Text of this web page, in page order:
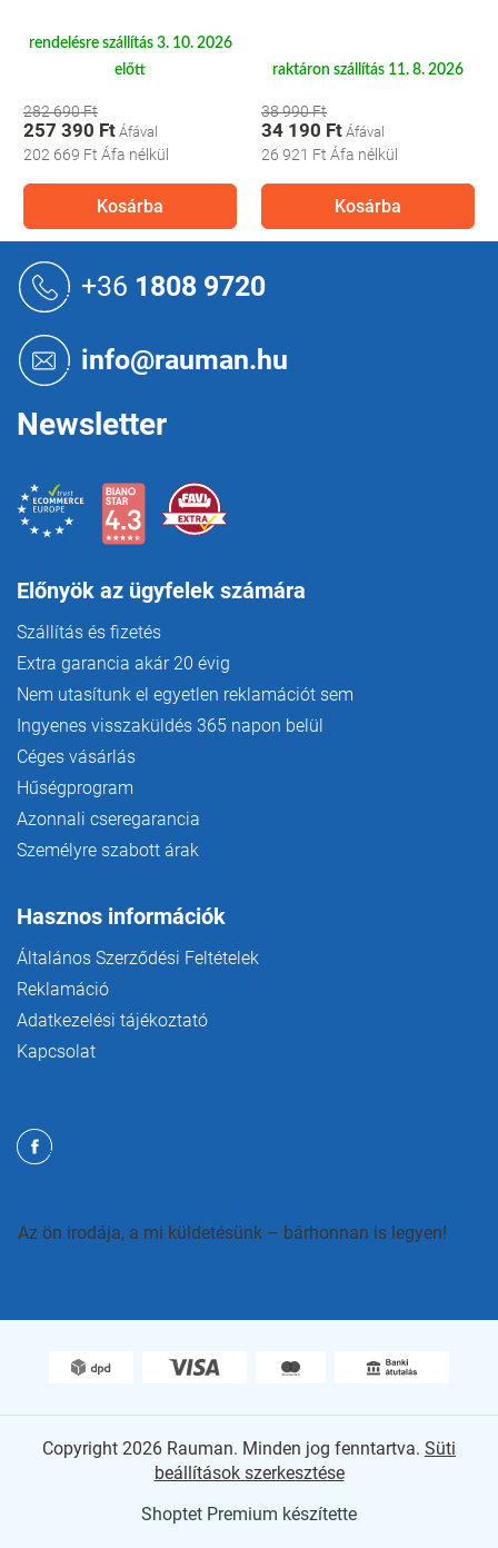
rendelésre szállítás 3. 10. 2026
előtt
282 690 Ft
257 390 Ft
202 669 Ft Áfa nélkül
Kosárba
raktáron szállítás 11. 8. 2026
38 990 Ft
34 190 Ft
26 921 Ft Áfa nélkül
Kosárba
+36 1808 9720
info@rauman.hu
Newsletter
Előnyök az ügyfelek számára
Szállítás és fizetés
Extra garancia akár 20 évig
Nem utasítunk el egyetlen reklamációt sem
Ingyenes visszaküldés 365 napon belül
Céges vásárlás
Hűségprogram
Azonnali cseregarancia
Személyre szabott árak
Hasznos információk
Általános Szerződési Feltételek
Reklamáció
Adatkezelési tájékoztató
Kapcsolat
Az ön irodája, a mi küldetésünk – bárhonnan is legyen!
Shoptet Premium készítette
Copyright 2026 Rauman. Minden jog fenntartva. Süti
beállítások szerkesztése